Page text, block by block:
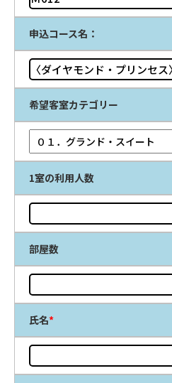
申込コース名：
希望客室カテゴリー
1室の利用人数
部屋数
氏名*